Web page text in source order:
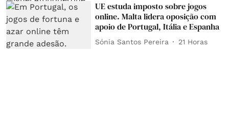
UE estuda imposto sobre jogos
online. Malta lidera oposição com
apoio de Portugal, Itália e Espanha
Sónia Santos Pereira 21 Horas